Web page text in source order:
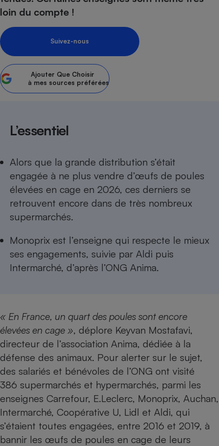
loin du compte !
Suivez-nous
Ajouter Que Choisir
à mes sources préférées
L’essentiel
Alors que la grande distribution s’était
engagée à ne plus vendre d’œufs de poules
élevées en cage en 2026, ces derniers se
retrouvent encore dans de très nombreux
supermarchés.
Monoprix est l’enseigne qui respecte le mieux
ses engagements, suivie par Aldi puis
Intermarché, d’après l’ONG Anima.
« En France, un quart des poules sont encore
élevées en cage », déplore Keyvan Mostafavi,
directeur de l’association Anima, dédiée à la
défense des animaux. Pour alerter sur le sujet,
des salariés et bénévoles de l’ONG ont visité
386 supermarchés et hypermarchés, parmi les
enseignes Carrefour, E.Leclerc, Monoprix, Auchan,
Intermarché, Coopérative U, Lidl et Aldi, qui
s’étaient toutes engagées, entre 2016 et 2019, à
bannir les œufs de poules en cage de leurs
Assurance emprunteur
Plaque de cuisson à
induction
Climatiseur -
Ventilateur
Antivirus
Radiateur électrique